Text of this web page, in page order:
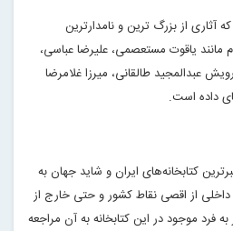
آثاری از بزرگ ترین و نامدارترین
مانند یاقوت مستعصمی، علیرضا عباسی،
عبدالمجید طالقانی، میرزا غلامرضا
داده است.
کتابخانه‌های ایران و شاید جهان به
از اقصی نقاط کشور و حتی خارج از
موجود در این کتابخانه به آن مراجعه